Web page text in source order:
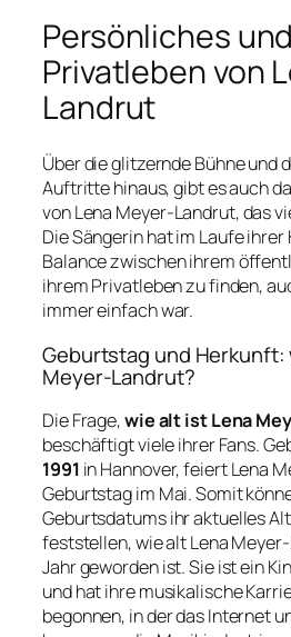
Persönliches und
Privatleben von
Landrut
Über die glitzernde Bühne und
Auftritte hinaus, gibt es auch
von Lena Meyer-Landrut, das
Die Sängerin hat im Laufe
Balance zwischen ihrem
ihrem Privatleben zu finden,
immer einfach war.
Geburtstag und Herkunft:
Meyer-Landrut?
Die Frage,wie alt ist Lena
beschäftigt viele ihrer Fans.
1991 in Hannover, feiert Lena
Geburtstag im Mai. Somit
Geburtsdatums ihr aktuelles
feststellen, wie alt Lena
Jahr geworden ist. Sie ist ein
und hat ihre musikalische
begonnen, in der das Internet